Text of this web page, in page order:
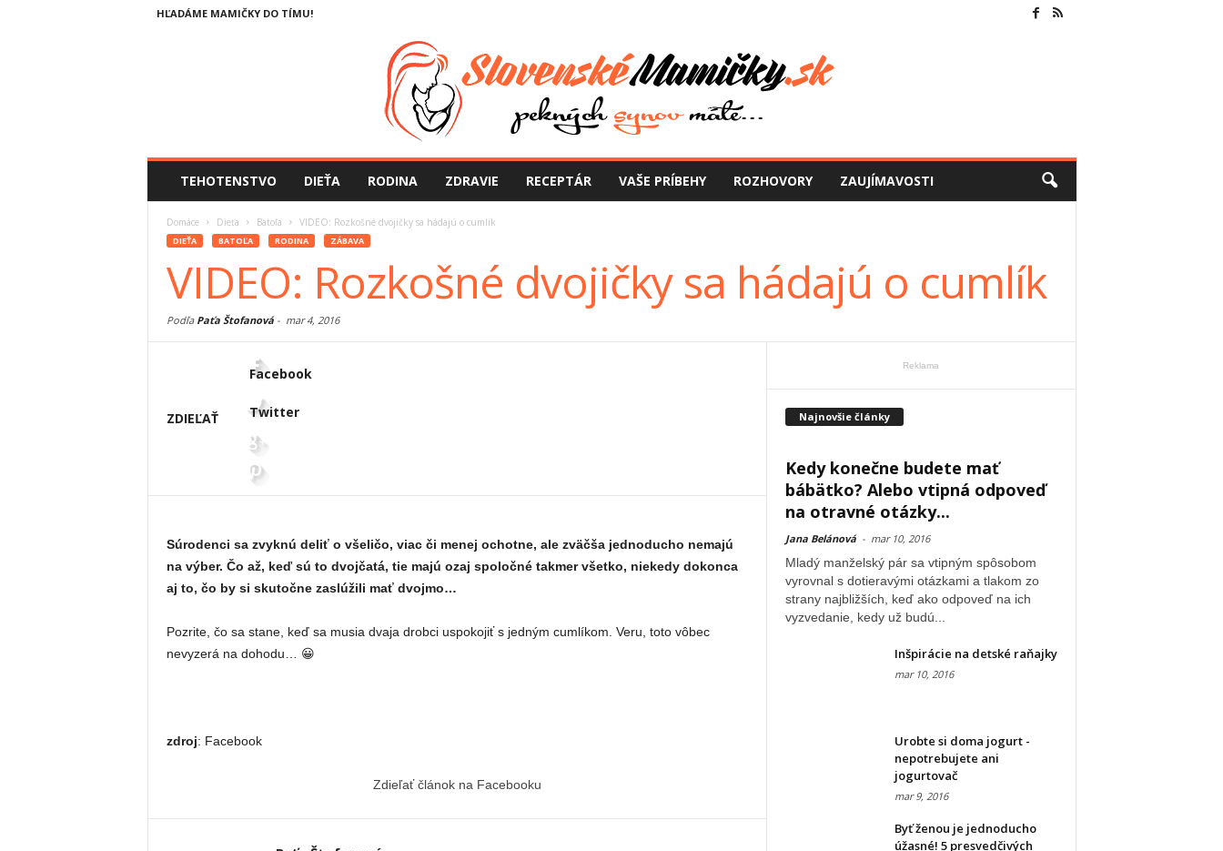
HĽADÁME MAMIČKY DO TÍMU!
TEHOTENSTVO DIEŤA RODINA ZDRAVIE RECEPTÁR VAŠE PRÍBEHY ROZHOVORY ZAUJÍMAVOSTI
Domáce Dieťa Batoľa VIDEO: Rozkošné dvojičky sa hádajú o cumlík
DIEŤA BATOĽA RODINA ZÁBAVA
VIDEO: Rozkošné dvojičky sa hádajú o cumlík
Podľa Paťa Štofanová- mar 4, 2016
ZDIEĽAŤ
Facebook
Twitter
Súrodenci sa zvyknú deliť o všeličo, viac či menej ochotne, ale zväčša jednoducho nemajú
na výber. Čo až, keď sú to dvojčatá, tie majú ozaj spoločné takmer všetko, niekedy dokonca
aj to, čo by si skutočne zaslúžili mať dvojmo…
Pozrite, čo sa stane, keď sa musia dvaja drobci uspokojiť s jedným cumlíkom. Veru, toto vôbec
nevyzerá na dohodu… 😀
zdroj: Facebook
Zdieľať článok na Facebooku
Reklama
Najnovšie články
Kedy konečne budete mať
bábätko? Alebo vtipná odpoveď
na otravné otázky...
Jana Belánová - mar 10, 2016
Mladý manželský pár sa vtipným spôsobom
vyrovnal s dotieravými otázkami a tlakom zo
strany najbližších, keď ako odpoveď na ich
vyzvedanie, kedy už budú...
Inšpirácie na detské raňajky
mar 10, 2016
Urobte si doma jogurt -
nepotrebujete ani
jogurtovač
mar 9, 2016
Byť ženou je jednoducho
úžasné! 5 presvedčivých